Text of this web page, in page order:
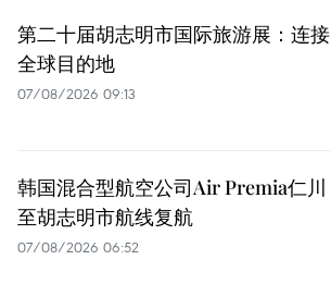
第二十届胡志明市国际旅游展：连接
全球目的地
07/08/2026 09:13
韩国混合型航空公司Air Premia仁川
至胡志明市航线复航
07/08/2026 06:52